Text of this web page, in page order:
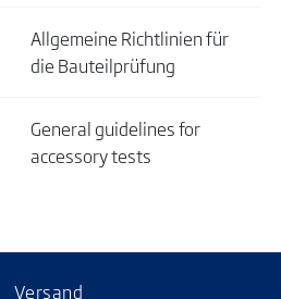
Allgemeine Richtlinien für
die Bauteilprüfung
General guidelines for
accessory tests
Versand